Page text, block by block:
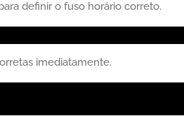
definir o fuso horário correto.
imediatamente.